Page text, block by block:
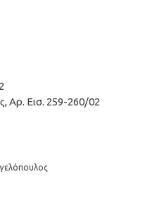
Aρ. Εισ. 259-260/02